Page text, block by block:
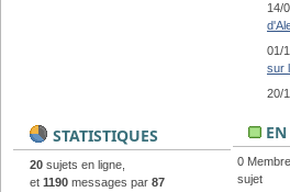
14/
01/
sur
20/
STATISTIQUES
20 sujets en ligne,
et 1190 messages par 87
0
sujet